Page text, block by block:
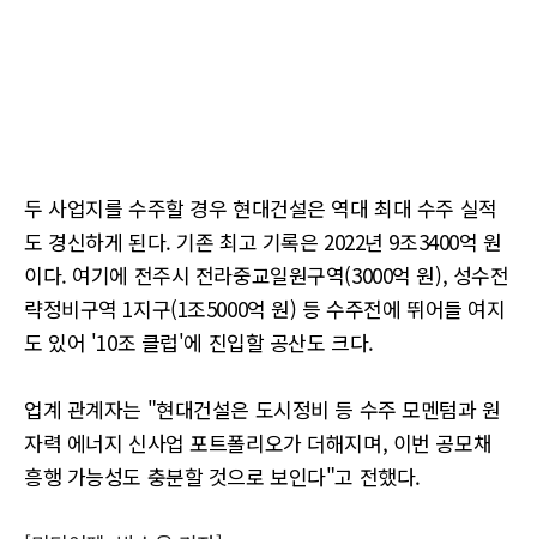
두 사업지를 수주할 경우 현대건설은 역대 최대 수주 실적
도 경신하게 된다. 기존 최고 기록은 2022년 9조3400억 원
이다. 여기에 전주시 전라중교일원구역(3000억 원), 성수전
략정비구역 1지구(1조5000억 원) 등 수주전에 뛰어들 여지
도 있어 '10조 클럽'에 진입할 공산도 크다.
업계 관계자는 "현대건설은 도시정비 등 수주 모멘텀과 원
자력 에너지 신사업 포트폴리오가 더해지며, 이번 공모채
흥행 가능성도 충분할 것으로 보인다"고 전했다.